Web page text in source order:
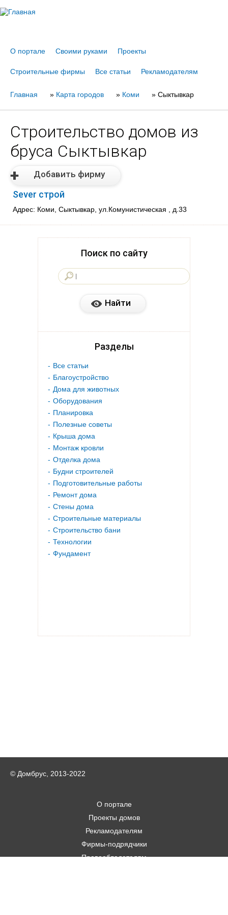
О портале Своими руками Проекты
Строительные фирмы Все статьи Рекламодателям
Вы
здесь
Главная » Карта городов » Коми » Сыктывкар
Строительство домов из
бруса Сыктывкар
Добавить фирму
Sever строй
Адрес: Коми, Сыктывкар, ул.Комунистическая , д.33
Поиск по сайту
Разделы
Все статьи
Благоустройство
Дома для животных
Оборудования
Планировка
Полезные советы
Крыша дома
Монтаж кровли
Отделка дома
Будни строителей
Подготовительные работы
Ремонт дома
Стены дома
Строительные материалы
Строительство бани
Технологии
Фундамент
© Домбрус, 2013-2022
О портале
Проекты домов
Рекламодателям
Фирмы-подрядчики
Правообладателям